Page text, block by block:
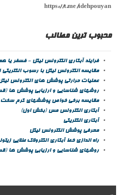
https://t.me/idehpouyan
محبوب ترین مطالب
فرایند آبکاری الکترولس نیکل - فسفر
مقايسه الکترولس نيکل با رسوب
عمليات حرارتي پوشش هاي الکترولس
روشهای شناسایی و ارزیابی پوشش ها
مقايسه برخي خواص پوششهاي كرم سخت
آبکاری الکترولس مس (بخش اول)
آبکاری الکتریکی
معرفی پوشش الکترولس نیکل
راه اندازی خط آبکاری الکترولاک طلایی
روشهای شناسایی و ارزیابی پوشش ها